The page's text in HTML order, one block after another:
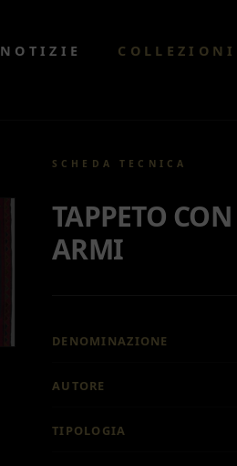
NOTIZIE COLLEZIONI
SCHEDA TECNICA
TAPPETO CON
ARMI
DENOMINAZIONE
AUTORE
TIPOLOGIA